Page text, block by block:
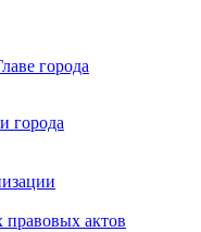
города
города
актов